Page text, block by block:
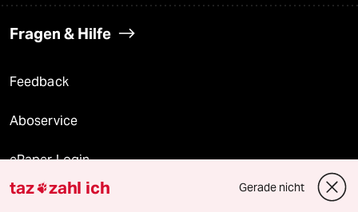
Fragen & Hilfe
Feedback
Aboservice
ePaper Login
Downloads für Abonnierende
taz zahl ich Gerade nicht